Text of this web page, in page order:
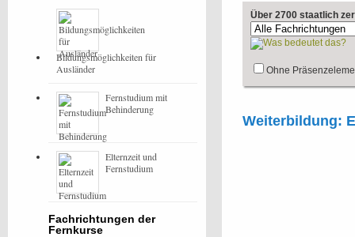
Über 2700 staatlich
Ohne
Weiterbildung:
Bildungsmöglichkeiten für
Ausländer
Fernstudium mit
Behinderung
Elternzeit und
Fernstudium
Fachrichtungen der
Fernkurse